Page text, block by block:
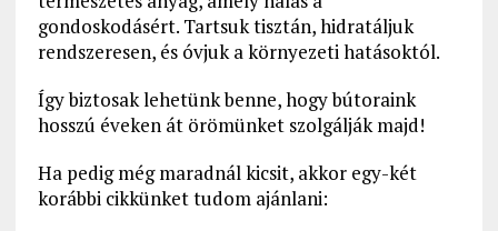
gondoskodásért. Tartsuk tisztán, hidratáljuk
rendszeresen, és óvjuk a környezeti hatásoktól.
Így biztosak lehetünk benne, hogy bútoraink
hosszú éveken át örömünket szolgálják majd!
Ha pedig még maradnál kicsit, akkor egy-két
korábbi cikkünket tudom ajánlani: